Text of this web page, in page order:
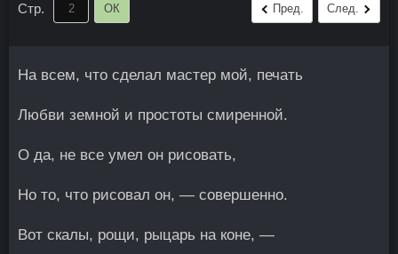
Стр. ОК Пред. След.
На всем, что сделал мастер мой, печать
Любви земной и простоты смиренной.
О да, не все умел он рисовать,
Но то, что рисовал он, — совершенно.
Вот скалы, рощи, рыцарь на коне, —